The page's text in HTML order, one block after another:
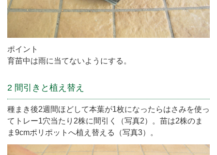
ポイント
育苗中は雨に当てないようにする。
2 間引きと植え替え
種まき後2週間ほどして本葉が1枚になったらはさみを使っ
てトレー1穴当たり2株に間引く（写真2）。苗は2株のま
ま9cmポリポットへ植え替える（写真3）。